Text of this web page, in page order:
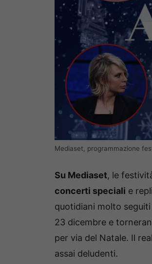
Mediaset, programmazione
Su Mediaset, le
concerti speciali e
quotidiani molto
23 dicembre e
per via del Natale. Il
assai deludenti.